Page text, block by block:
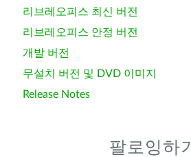
리브레오피스 최신 버전
리브레오피스 안정 버전
개발 버전
무설치 버전 및 DVD 이미지
Release Notes
팔로잉하기